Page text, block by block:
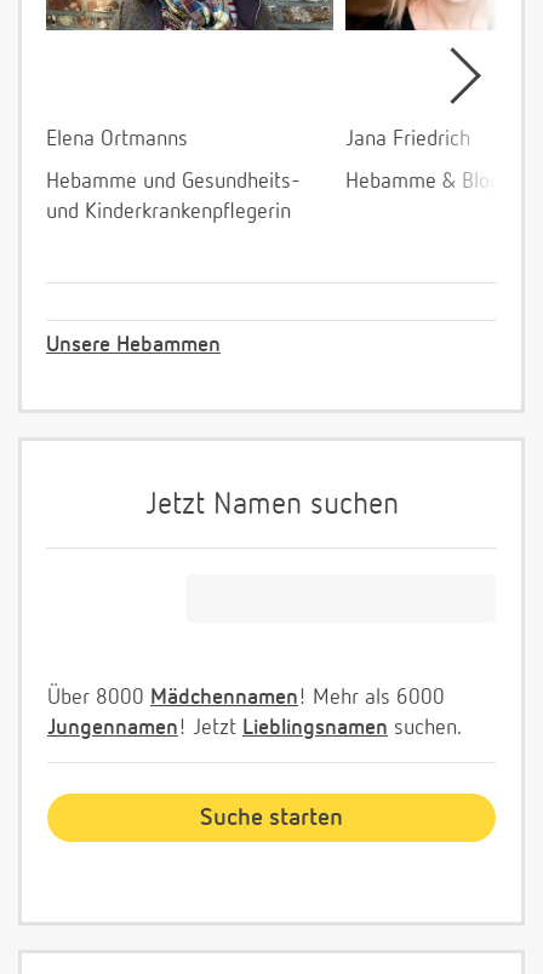
Elena Ortmanns
Hebamme und Gesundheits-
und Kinderkrankenpflegerin
Jana Friedrich
Hebamme &
Unsere Hebammen
Jetzt Namen suchen
Über 8000 Mädchennamen! Mehr als 6000
Jungennamen! Jetzt Lieblingsnamen suchen.